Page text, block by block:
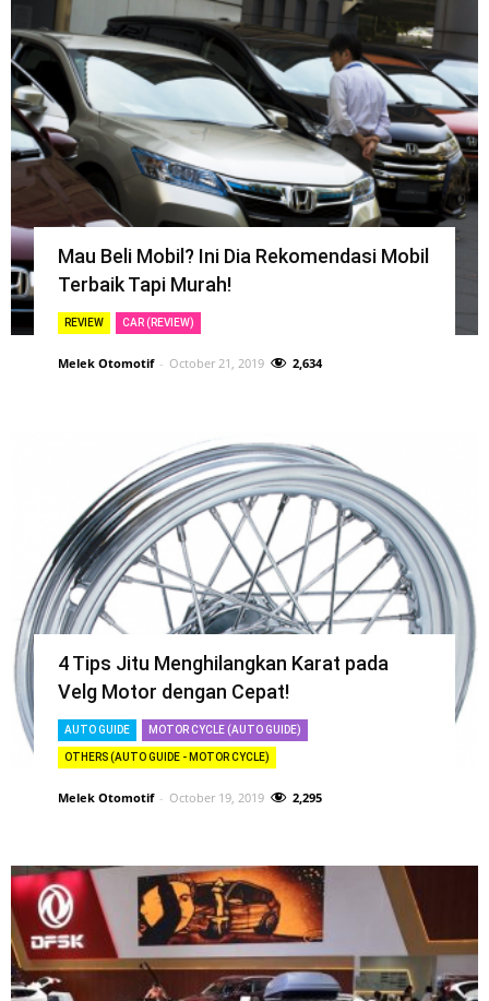
Mau Beli Mobil? Ini Dia Rekomendasi Mobil
Terbaik Tapi Murah!
REVIEW CAR (REVIEW)
Melek Otomotif - October 21, 2019 2,634
4 Tips Jitu Menghilangkan Karat pada
Velg Motor dengan Cepat!
AUTO GUIDE MOTOR CYCLE (AUTO GUIDE)
OTHERS (AUTO GUIDE - MOTOR CYCLE)
Melek Otomotif - October 19, 2019 2,295